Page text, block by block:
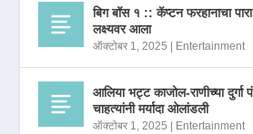
बिग बॉस १ :: कॅप्टन फरहानाचा
लक्ष्यवर आला
ऑक्टोबर 1, 2025 Entertainment
आलिया भट्ट काजोल-राणीच्या दुर्गा
चाहत्यांनी मर्यादा ओलांडली
ऑक्टोबर 1, 2025 Entertainment